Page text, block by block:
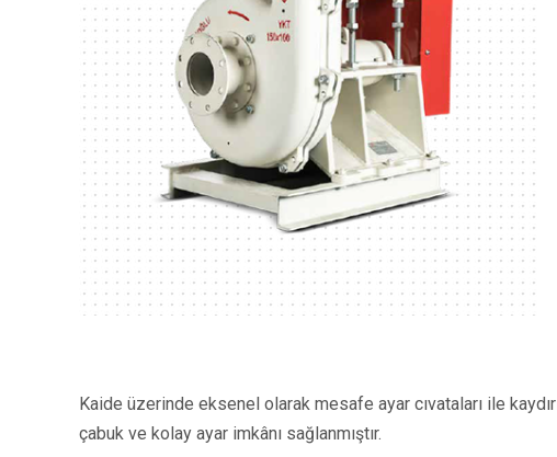
Kaide üzerinde eksenel olarak mesafe ayar cıvataları ile
çabuk ve kolay ayar imkânı sağlanmıştır.